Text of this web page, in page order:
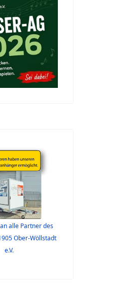
alle Partner des
Ober-Wöllstadt
e.V.